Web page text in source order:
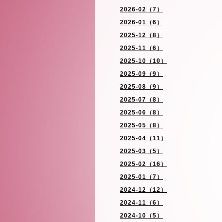
2026-02（7）
2026-01（6）
2025-12（8）
2025-11（6）
2025-10（10）
2025-09（9）
2025-08（9）
2025-07（8）
2025-06（8）
2025-05（8）
2025-04（11）
2025-03（5）
2025-02（16）
2025-01（7）
2024-12（12）
2024-11（6）
2024-10（5）